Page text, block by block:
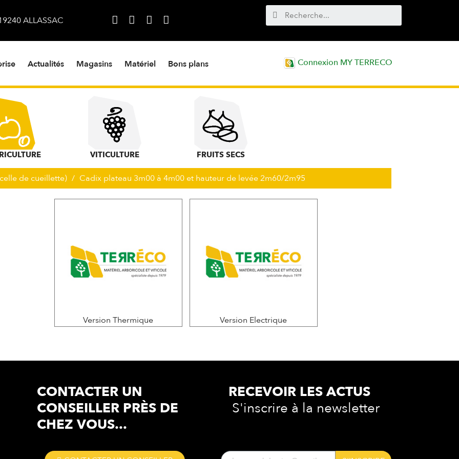
ALLASSAC
Actualités Magasins Matériel Bons plans Connexion MY TERRECO
VITICULTURE FRUITS SECS
de cueillette) Cadix plateau 3m00 à 4m00 et hauteur de levée 2m60/2m95
Version Thermique Version Electrique
CONTACTER UN
CONSEILLER PRÈS DE
CHEZ VOUS...
RECEVOIR LESACTUS
S'inscrire à la newsletter